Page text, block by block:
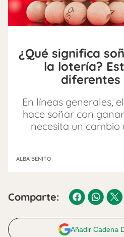
¿Qué significa
la lotería?
En líneas generales,
hace soñar con
necesita un
ALBA BENITO
Comparte:
Añadir Cadena